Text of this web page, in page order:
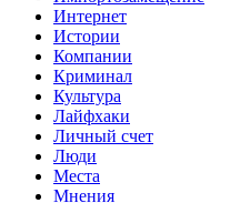
Интернет
Истории
Компании
Криминал
Культура
Лайфхаки
Личный счет
Люди
Места
Мнения